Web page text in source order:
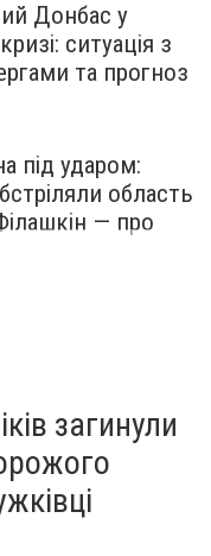
Донбас у
ситуація з
та прогноз
під ударом:
область
— про
загинули